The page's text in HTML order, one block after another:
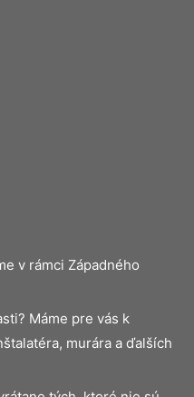
v rámci Západného
Máme pre vás k
murára a ďalších